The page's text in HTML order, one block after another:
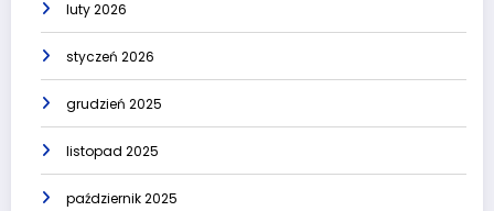
luty 2026
styczeń 2026
grudzień 2025
listopad 2025
październik 2025